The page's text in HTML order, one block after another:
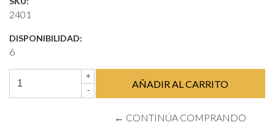
2401
DISPONIBILIDAD:
6
+
-
← CONTINÚA COMPRANDO